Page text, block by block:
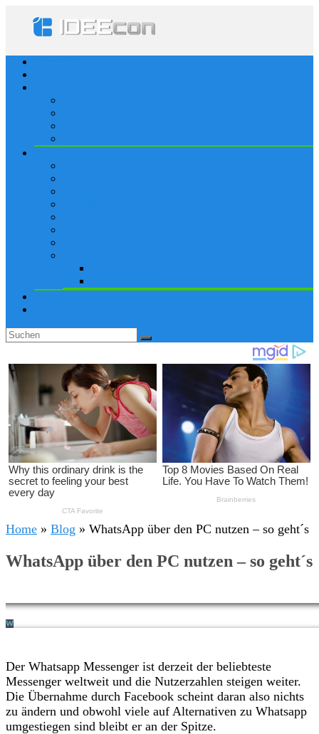
Home » Blog » WhatsApp über den PC nutzen – so geht´s
WhatsApp über den PC nutzen – so geht´s
Der Whatsapp Messenger ist derzeit der beliebteste
Messenger weltweit und die Nutzerzahlen steigen weiter.
Die Übernahme durch Facebook scheint daran also nichts
zu ändern und obwohl viele auf Alternativen zu Whatsapp
umgestiegen sind bleibt er an der Spitze.